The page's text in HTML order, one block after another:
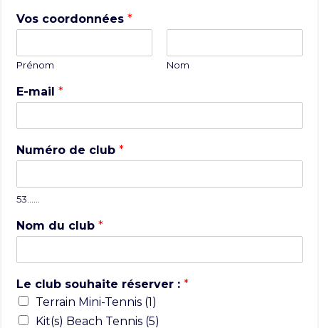
Vos coordonnées*
Prénom Nom
E-mail*
Numéro de club*
53……
Nom du club*
Le club souhaite réserver :*
Terrain Mini-Tennis (1)
Kit(s) Beach Tennis (5)